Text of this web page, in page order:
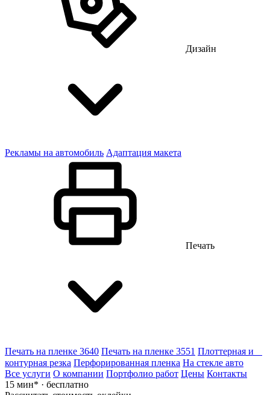
Дизайн
Рекламы на автомобиль Адаптация макета
Печать
Печать на пленке 3640 Печать на пленке 3551 Плоттерная и
контурная резка Перфорированная пленка На стекле авто
Все услуги О компании Портфолио работ Цены Контакты
15 мин* · бесплатно